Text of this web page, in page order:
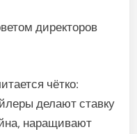
директоров
чётко:
делают ставку
наращивают